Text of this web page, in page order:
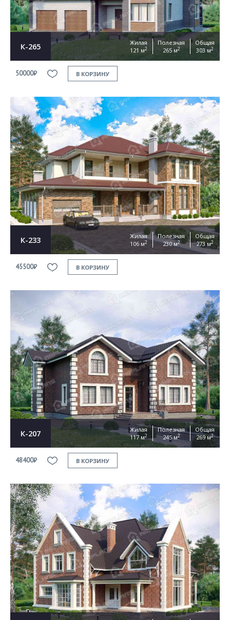
К-265
Жилая
121 м2
Полезная
265 м2
Общая
303 м2
50000₽ В КОРЗИНУ
К-233
Жилая
106 м2
Полезная
230 м2
Общая
273 м2
45500₽ В КОРЗИНУ
К-207
Жилая
117 м2
Полезная
245 м2
Общая
269 м2
48400₽ В КОРЗИНУ